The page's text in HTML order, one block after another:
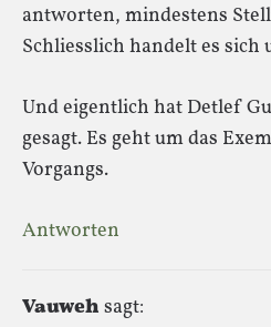
antworten, mindestens
Schliesslich handelt es sich
Und eigentlich hat Detlef
gesagt. Es geht um das
Vorgangs.
Antworten
Vauweh sagt: